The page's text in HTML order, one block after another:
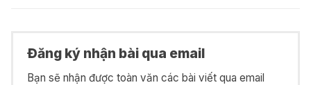
Đăng ký nhận bài qua email
Bạn sẽ nhận được toàn văn các bài viết qua email